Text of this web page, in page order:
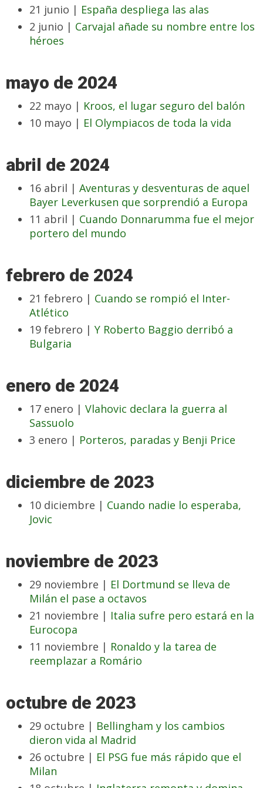
21 junio | España despliega las alas
2 junio | Carvajal añade su nombre entre los
héroes
mayo de 2024
22 mayo | Kroos, el lugar seguro del balón
10 mayo | El Olympiacos de toda la vida
abril de 2024
16 abril | Aventuras y desventuras de aquel
Bayer Leverkusen que sorprendió a Europa
11 abril | Cuando Donnarumma fue el mejor
portero del mundo
febrero de 2024
21 febrero | Cuando se rompió el Inter-
Atlético
19 febrero | Y Roberto Baggio derribó a
Bulgaria
enero de 2024
17 enero | Vlahovic declara la guerra al
Sassuolo
3 enero | Porteros, paradas y Benji Price
diciembre de 2023
10 diciembre | Cuando nadie lo esperaba,
Jovic
noviembre de 2023
29 noviembre | El Dortmund se lleva de
Milán el pase a octavos
21 noviembre | Italia sufre pero estará en la
Eurocopa
11 noviembre | Ronaldo y la tarea de
reemplazar a Romário
octubre de 2023
29 octubre | Bellingham y los cambios
dieron vida al Madrid
26 octubre | El PSG fue más rápido que el
Milan